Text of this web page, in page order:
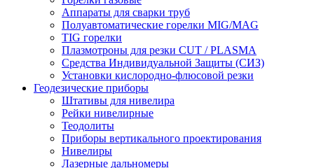
Аппараты для сварки труб
Полуавтоматические горелки MIG/MAG
TIG горелки
Плазмотроны для резки CUT / PLASMA
Средства Индивидуальной Защиты (СИЗ)
Установки кислородно-флюсовой резки
Геодезические приборы
Штативы для нивелира
Рейки нивелирные
Теодолиты
Приборы вертикального проектирования
Нивелиры
Лазерные дальномеры